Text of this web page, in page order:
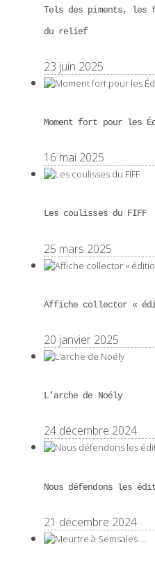
Tels des piments, les
du relief
23 juin 2025
Moment fort pour les
16 mai 2025
Les coulisses du FIFF
25 mars 2025
Affiche collector «
20 janvier 2025
L’arche de Noély
24 décembre 2024
Nous défendons les
21 décembre 2024